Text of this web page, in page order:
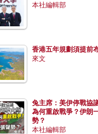
本社編輯部
香港五年規劃須提前
來文
兔主席：美伊停戰協
為何重啟戰爭？伊朗
勢？
本社編輯部